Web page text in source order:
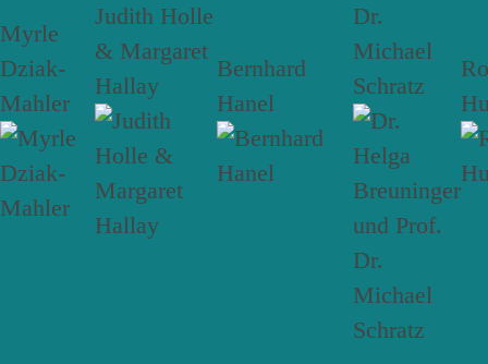
Myrle
Dziak-
Mahler
Judith Holle
& Margaret
Hallay
Bernhard
Hanel
Dr.
Michael
Schratz